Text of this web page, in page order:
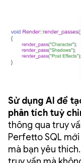
Sử dụng AI để
phân tích tuỳ
thông qua truy
Perfetto SQL
mà bạn yêu